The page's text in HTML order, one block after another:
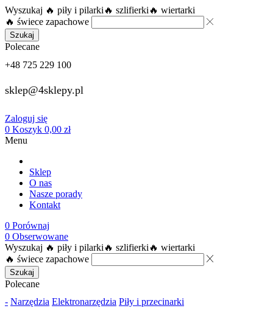
Wyszukaj 🔥 piły i pilarki 🔥 szlifierki 🔥 wiertarki
🔥 świece zapachowe
Szukaj
Polecane
+48 725 229 100
sklep@4sklepy.pl
Zaloguj się
0 Koszyk 0,00 zł
Menu
Sklep
O nas
Nasze porady
Kontakt
0 Porównaj
0 Obserwowane
Wyszukaj 🔥 piły i pilarki 🔥 szlifierki 🔥 wiertarki
🔥 świece zapachowe
Szukaj
Polecane
- Narzędzia Elektronarzędzia Piły i przecinarki